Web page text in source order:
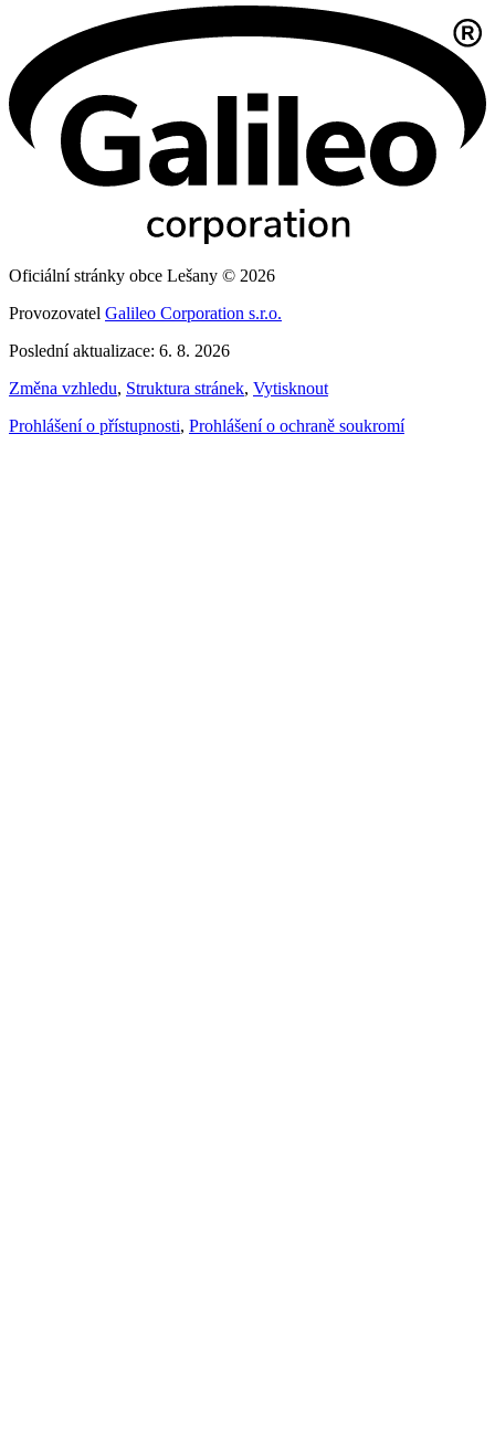
Oficiální stránky obce Lešany © 2026
Provozovatel Galileo Corporation s.r.o.
Poslední aktualizace: 6. 8. 2026
Změna vzhledu, Struktura stránek, Vytisknout
Prohlášení o přístupnosti, Prohlášení o ochraně soukromí